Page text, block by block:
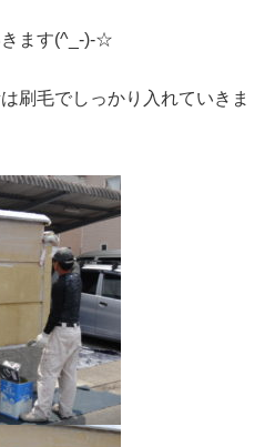
ます(^_-)-☆
刷毛でしっかり入れていきま